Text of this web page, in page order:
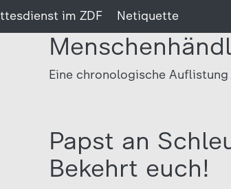
im ZDF Netiquette
Eine chronologische
Papst an
Bekehrt euch!